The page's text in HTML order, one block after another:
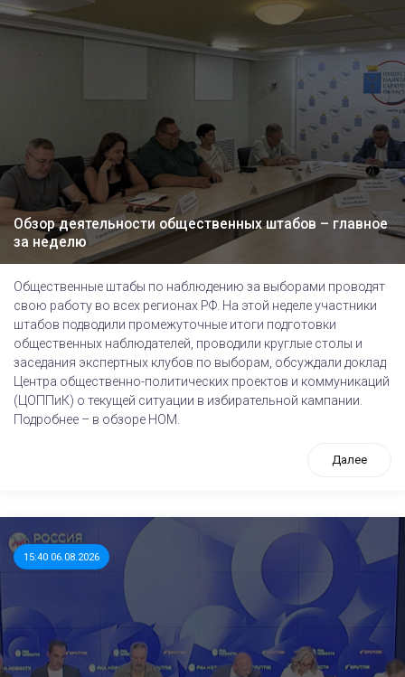
Обзор деятельности общественных штабов – главное
за неделю
Общественные штабы по наблюдению за выборами проводят
свою работу во всех регионах РФ. На этой неделе участники
штабов подводили промежуточные итоги подготовки
общественных наблюдателей, проводили круглые столы и
заседания экспертных клубов по выборам, обсуждали доклад
Центра общественно-политических проектов и коммуникаций
(ЦОППиК) о текущей ситуации в избирательной кампании.
Подробнее – в обзоре НОМ.
Далее
15:40 06.08.2026